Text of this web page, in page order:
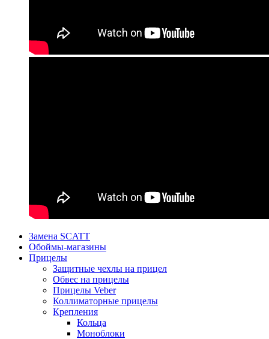
Замена SCATT
Обоймы-магазины
Прицелы
Защитные чехлы на прицел
Обвес на прицелы
Прицелы Veber
Коллиматорные прицелы
Крепления
Кольца
Моноблоки